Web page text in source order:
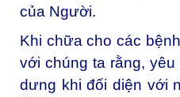
của Người.
Khi chữa cho các
với chúng ta rằng,
dưng khi đối diện với